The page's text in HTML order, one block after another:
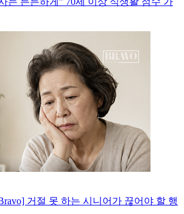
거절 못 하는 시니어가 끊어야 할 행